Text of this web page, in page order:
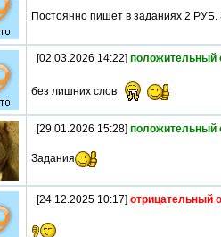
Постоянно пишет в заданиях 2 РУБ.
[02.03.2026 14:22] положительный
без лишних слов
[29.01.2026 15:28] положительный
Задания
[24.12.2025 10:17] отрицательный